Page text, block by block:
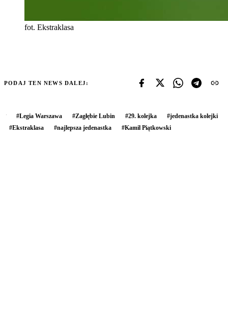
fot. Ekstraklasa
PODAJ TEN NEWS DALEJ:
#Legia Warszawa #Zagłębie Lubin #29. kolejka #jedenastka kolejki
#Ekstraklasa #najlepsza jedenastka #Kamil Piątkowski